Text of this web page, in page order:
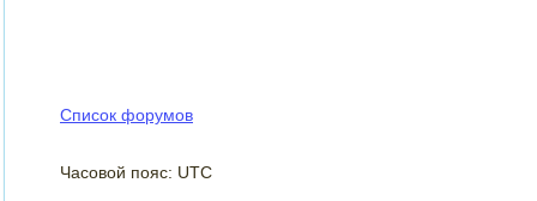
Список форумов
Часовой пояс: UTC